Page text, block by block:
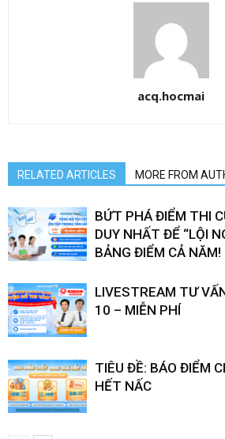
acq.hocmai
RELATED ARTICLES MORE FROM
BỨT PHÁ ĐIỂM THI
DUY NHẤT ĐỂ “LỘI
BẢNG ĐIỂM CẢ NĂM!
LIVESTREAM TƯ
10 – MIỄN PHÍ
TIÊU ĐỀ: BÁO ĐIỂM
HẾT NẤC